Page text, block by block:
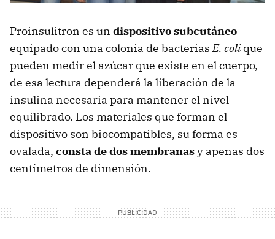
Proinsulitron es un dispositivo subcutáneo
equipado con una colonia de bacteriasE. colique
pueden medir el azúcar que existe en el cuerpo,
de esa lectura dependerá la liberación de la
insulina necesaria para mantener el nivel
equilibrado. Los materiales que forman el
dispositivo son biocompatibles, su forma es
ovalada, consta de dos membranasy apenas dos
centímetros de dimensión.